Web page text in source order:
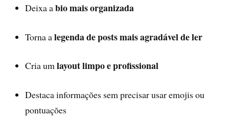
Deixa abio mais organizada
Torna alegenda de posts mais agradável de ler
Cria umlayout limpo e profissional
Destaca informações sem precisar usar emojis ou
pontuações